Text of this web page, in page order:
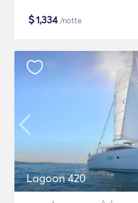
$1,334/notte
Lagoon 420